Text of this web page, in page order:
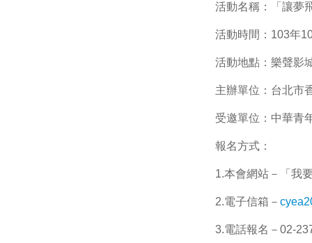
活動名稱：「讓夢
活動時間：103年
活動地點：樂聲影
主辦單位：台北市
受邀單位：中華青
報名方式：
1.本會網站－「我
2.電子信箱－
3.電話報名－02-